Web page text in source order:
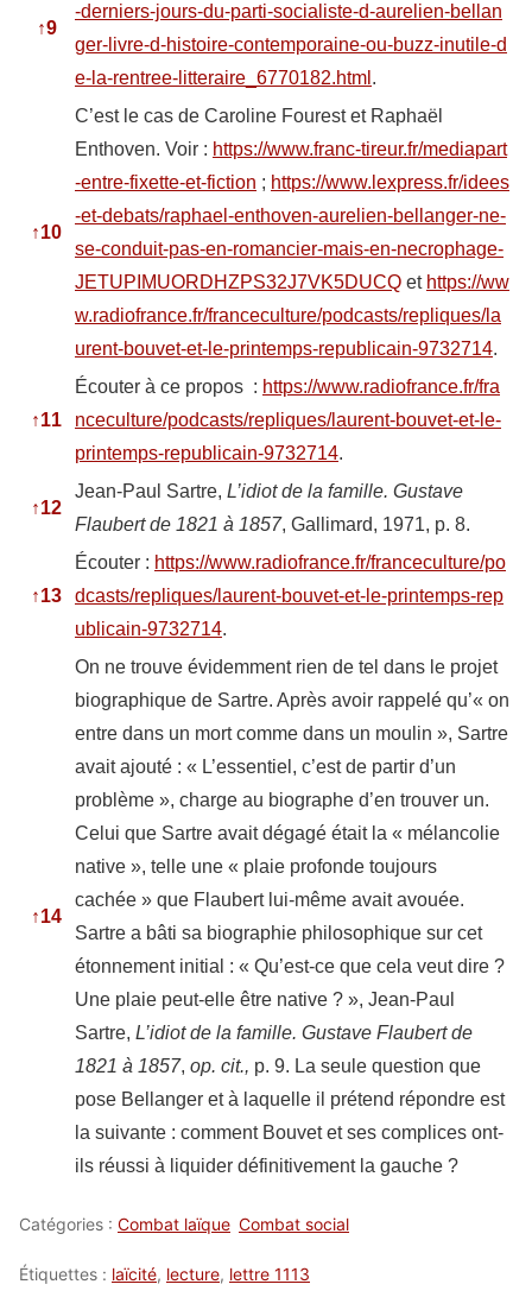
↑9
-derniers-jours-du-parti-socialiste-d-aurelien-bellan
ger-livre-d-histoire-contemporaine-ou-buzz-inutile-d
e-la-rentree-litteraire_6770182.html .
↑10
C’est le cas de Caroline Fourest et Raphaël
Enthoven. Voir : https://www.franc-tireur.fr/mediapart
-entre-fixette-et-fiction ; https://www.lexpress.fr/idees
-et-debats/raphael-enthoven-aurelien-bellanger-ne-
se-conduit-pas-en-romancier-mais-en-necrophage-
JETUPIMUORDHZPS32J7VK5DUCQ et https://ww
w.radiofrance.fr/franceculture/podcasts/repliques/la
urent-bouvet-et-le-printemps-republicain-9732714.
↑11
Écouter à ce propos : https://www.radiofrance.fr/fra
nceculture/podcasts/repliques/laurent-bouvet-et-le-
printemps-republicain-9732714.
↑12
Jean-Paul Sartre, L’idiot de la famille. Gustave
Flaubert de 1821 à 1857, Gallimard, 1971, p. 8.
↑13
Écouter : https://www.radiofrance.fr/franceculture/po
dcasts/repliques/laurent-bouvet-et-le-printemps-rep
ublicain-9732714.
↑14
On ne trouve évidemment rien de tel dans le projet
biographique de Sartre. Après avoir rappelé qu’« on
entre dans un mort comme dans un moulin », Sartre
avait ajouté : « L’essentiel, c’est de partir d’un
problème », charge au biographe d’en trouver un.
Celui que Sartre avait dégagé était la « mélancolie
native », telle une « plaie profonde toujours
cachée » que Flaubert lui-même avait avouée.
Sartre a bâti sa biographie philosophique sur cet
étonnement initial : « Qu’est-ce que cela veut dire ?
Une plaie peut-elle être native ? », Jean-Paul
Sartre, L’idiot de la famille. Gustave Flaubert de
1821 à 1857, op. cit., p. 9. La seule question que
pose Bellanger et à laquelle il prétend répondre est
la suivante : comment Bouvet et ses complices ont-
ils réussi à liquider définitivement la gauche ?
Catégories : Combat laïque Combat social
Étiquettes : laïcité, lecture, lettre 1113